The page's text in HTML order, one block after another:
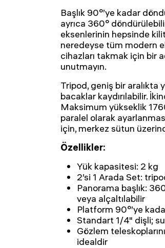
Başlık 90°’ye kadar
ayrıca 360°
eksenlerinin hepsinde
neredeyse tüm modern
cihazları takmak için bir
unutmayın.
Tripod, geniş bir aralıkta
bacaklar kaydırılabilir.
Maksimum yükseklik
paralel olarak
için, merkez sütun
Özellikler:
Yük kapasitesi: 2 kg
2’si 1 Arada Set:
Panorama başlık:
veya alçaltılabilir
Platform 90°’ye
Standart 1/4" dişli;
Gözlem
idealdir